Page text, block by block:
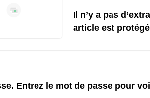
Il n’y a pas
article est
Entrez le mot de passe pour